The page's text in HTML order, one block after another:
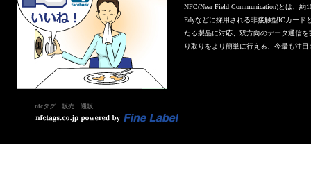
NFC(Near Field Communication)とは、
Edyなどに採用される非接触型ICカード
たる製品に対応、双方向のデータ通信
り取りをより簡単に行える、今最も注
nfcタグ 販売 通販